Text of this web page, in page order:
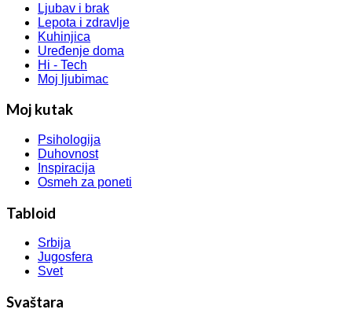
Ljubav i brak
Lepota i zdravlje
Kuhinjica
Uređenje doma
Hi - Tech
Moj ljubimac
Moj kutak
Psihologija
Duhovnost
Inspiracija
Osmeh za poneti
Tabloid
Srbija
Jugosfera
Svet
Svaštara